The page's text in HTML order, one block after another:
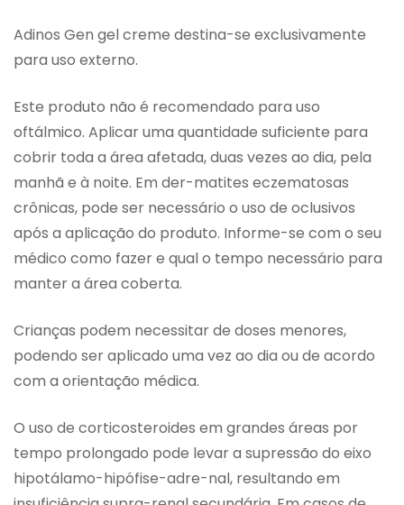
Adinos Gen gel creme destina-se exclusivamente
para uso externo.
Este produto não é recomendado para uso
oftálmico. Aplicar uma quantidade suficiente para
cobrir toda a área afetada, duas vezes ao dia, pela
manhã e à noite. Em der-matites eczematosas
crônicas, pode ser necessário o uso de oclusivos
após a aplicação do produto. Informe-se com o seu
médico como fazer e qual o tempo necessário para
manter a área coberta.
Crianças podem necessitar de doses menores,
podendo ser aplicado uma vez ao dia ou de acordo
com a orientação médica.
O uso de corticosteroides em grandes áreas por
tempo prolongado pode levar a supressão do eixo
hipotálamo-hipófise-adre-nal, resultando em